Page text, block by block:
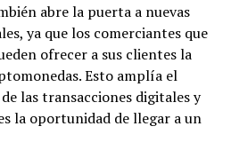
abre la puerta a nuevas
ya que los comerciantes que
ofrecer a sus clientes la
Esto amplía el
las transacciones digitales y
la oportunidad de llegar a un